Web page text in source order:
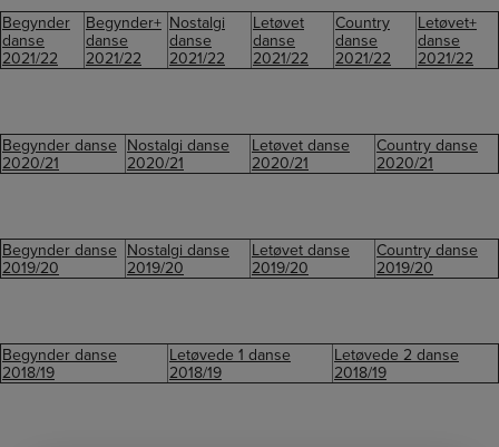
Begynder
danse
2021/22
Begynder+
danse
2021/22
Nostalgi
danse
2021/22
Letøvet
danse
2021/22
Country
danse
2021/22
Letøvet+
danse
2021/22
Begynder danse
2020/21
Nostalgi danse
2020/21
Letøvet danse
2020/21
Country danse
2020/21
Begynder danse
2019/20
Nostalgi danse
2019/20
Letøvet danse
2019/20
Country danse
2019/20
Begynder danse
2018/19
Letøvede 1 danse
2018/19
Letøvede 2 danse
2018/19